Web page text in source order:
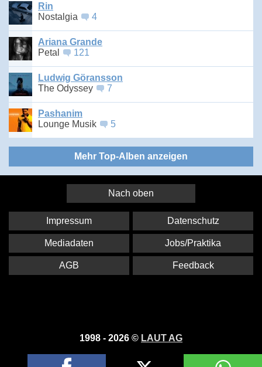
Rin
Nostalgia
4
Ariana Grande
Petal
121
Ludwig Göransson
The Odyssey
7
Pashanim
Lounge Musik
5
Mehr Top-Alben anzeigen
Nach oben
1998 - 2026 © LAUT AG
Impressum Datenschutz
Mediadaten Jobs/Praktika
AGB Feedback